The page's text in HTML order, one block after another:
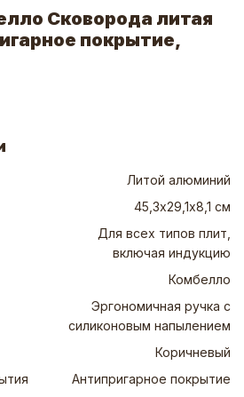
Сковорода литая
покрытие,
Литой алюминий
45,3х29,1х8,1 см
Для всех типов плит,
включая индукцию
Комбелло
Эргономичная ручка с
силиконовым напылением
Коричневый
Антипригарное покрытие